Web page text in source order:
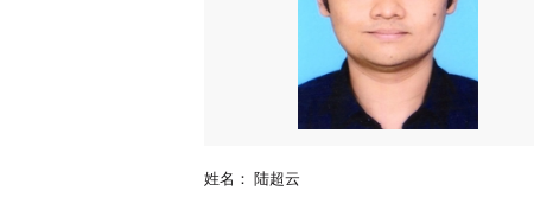
姓名： 陆超云